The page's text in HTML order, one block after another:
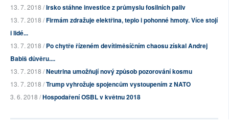
13. 7. 2018 /Irsko stáhne investice z průmyslu fosilních paliv
13. 7. 2018 /Firmám zdražuje elektřina, teplo i pohonné hmoty. Více stojí
i lidé...
13. 7. 2018 /Po chytře řízeném devítiměsíčním chaosu získal Andrej
Babiš důvěru....
13. 7. 2018 /Neutrina umožňují nový způsob pozorování kosmu
13. 7. 2018 /Trump vyhrožuje spojencům vystoupením z NATO
3. 6. 2018 /Hospodaření OSBL v květnu 2018